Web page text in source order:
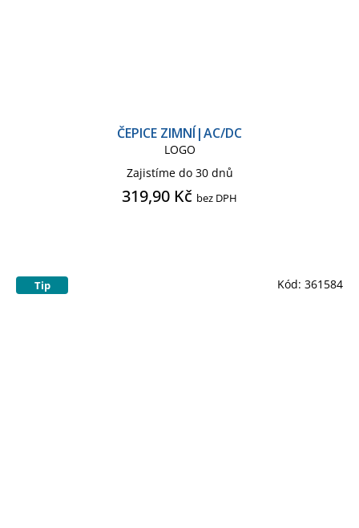
ČEPICE ZIMNÍ|AC/DC
LOGO
Zajistíme do 30 dnů
319,90 Kč bez DPH
Tip Kód: 361584